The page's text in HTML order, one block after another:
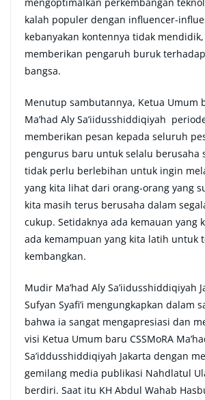
kalah populer dengan influencer-
kebanyakan kontennya tidak
memberikan pengaruh buruk
bangsa.
Menutup sambutannya, Ketua Umum
Ma’had Aly Sa’iidusshiddiqiyah
memberikan pesan kepada seluruh
pengurus baru untuk selalu berusaha
tidak perlu berlebihan untuk ingin
yang kita lihat dari orang-orang yang
kita masih terus berusaha dalam
cukup. Setidaknya ada kemauan yang
ada kemampuan yang kita latih untuk
kembangkan.
Mudir Ma’had Aly Sa’iidusshiddiqiyah
Sufyan Syafi’i mengungkapkan dalam
bahwa ia sangat mengapresiasi dan
visi Ketua Umum baru CSSMoRA
Sa’iddusshiddiqiyah Jakarta dengan
gemilang media publikasi Nahdlatul
berdiri. Saat itu KH Abdul Wahab